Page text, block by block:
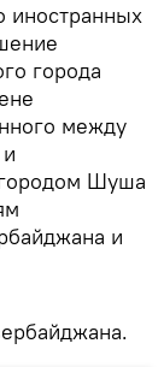
иностранных
города
между
Шуша
и